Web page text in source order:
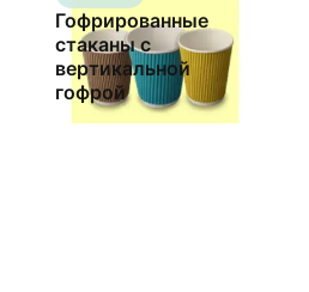
Гофрированные
стаканы с
вертикальной
гофрой